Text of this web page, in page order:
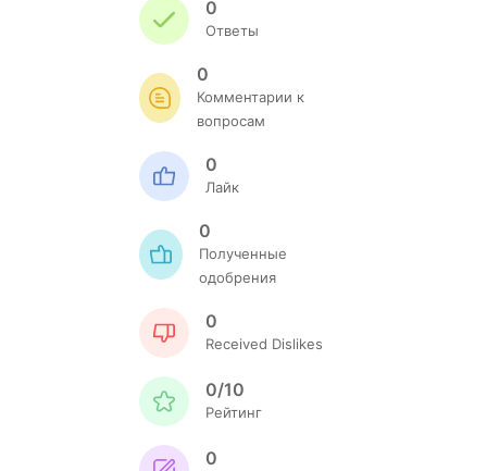
0
Ответы
0
Комментарии к
вопросам
0
Лайк
0
Полученные
одобрения
0
Received Dislikes
0/10
Рейтинг
0